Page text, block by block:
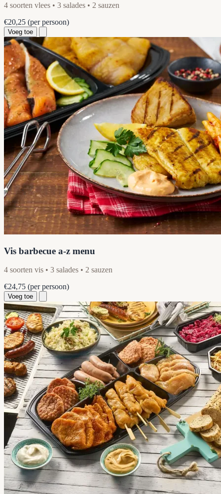
4 soorten vlees • 3 salades • 2 sauzen
€20,25 (per persoon)
Voeg toe
Vis barbecue a-z menu
4 soorten vis • 3 salades • 2 sauzen
€24,75 (per persoon)
Voeg toe